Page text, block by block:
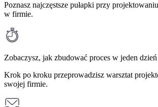
Poznasz najczęstsze pułapki przy
w firmie.
Zobaczysz, jak zbudować proces w jeden dzień
Krok po kroku przeprowadzisz warsztat
swojej firmie.